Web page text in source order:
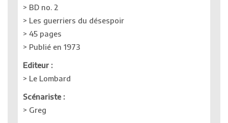
> BD no. 2
> Les guerriers du désespoir
> 45 pages
> Publié en 1973
Editeur :
> Le Lombard
Scénariste :
> Greg